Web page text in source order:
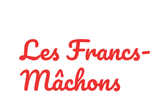
Les Francs-
Mâchons